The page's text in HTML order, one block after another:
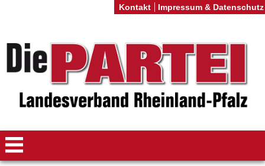
Kontakt Impressum & Datenschutz